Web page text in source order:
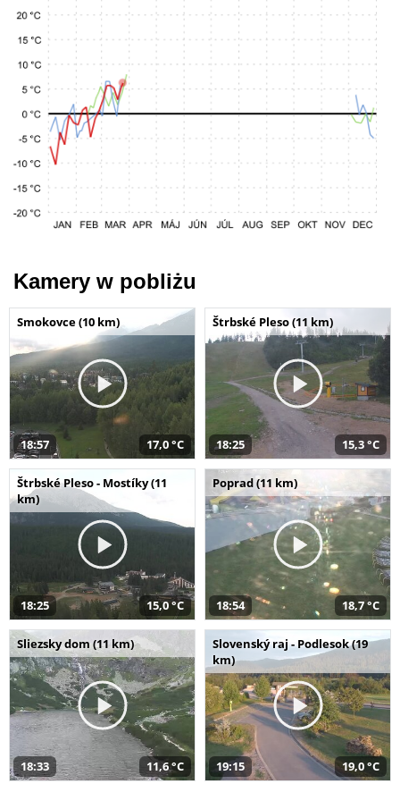
Kamery w pobliżu
Smokovce (10 km)
18:57 17,0 °C
Štrbské Pleso (11 km)
18:25 15,3 °C
Štrbské Pleso - Mostíky (11
km)
18:25 15,0 °C
Poprad (11 km)
18:54 18,7 °C
Sliezsky dom (11 km)
18:33 11,6 °C
Slovenský raj - Podlesok (19
km)
19:15 19,0 °C